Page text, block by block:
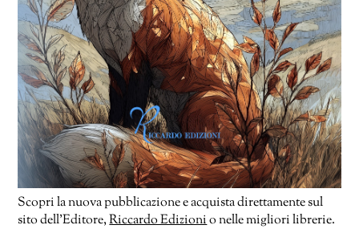
Scopri la nuova pubblicazione e acquista direttamente sul
sito dell’Editore,Riccardo Edizionio nelle migliori librerie.